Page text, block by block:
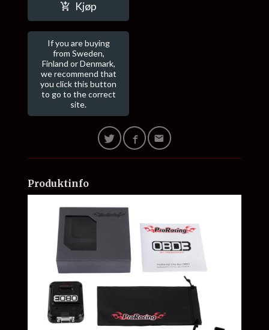
Kjøp
If you are buying
from Sweden,
Finland or Denmark,
we recommend that
you click this button
to go to the correct
site.
Produktinfo